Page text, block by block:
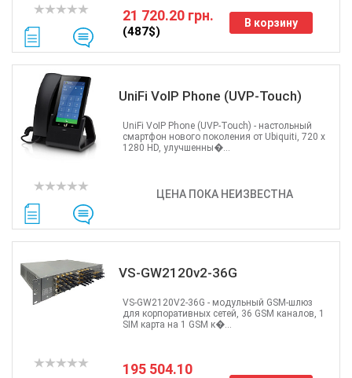
21 720.20 грн.
(487$)
В корзину
UniFi VoIP Phone (UVP-Touch)
ЦЕНА ПОКА НЕИЗВЕСТНА
UniFi VoIP Phone (UVP-Touch) - настольный
смартфон нового поколения от Ubiquiti, 720 x
1280 HD, улучшенны�...
VS-GW2120v2-36G
195 504.10
VS-GW2120V2-36G - модульный GSM-шлюз
для корпоративных сетей, 36 GSM каналов, 1
SIM карта на 1 GSM к�...